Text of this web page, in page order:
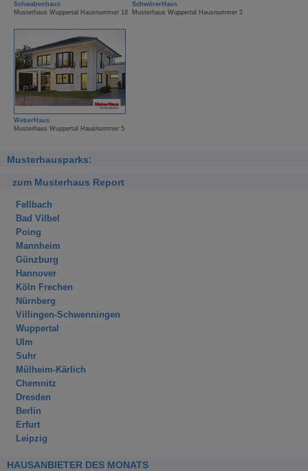
Schwabenhaus
Musterhaus Wuppertal Hausnummer 18
SchwörerHaus
Musterhaus Wuppertal Hausnummer 2
WeberHaus
Musterhaus Wuppertal Hausnummer 5
Musterhausparks:
zum Musterhaus Report
Fellbach
Bad Vilbel
Poing
Mannheim
Günzburg
Hannover
Köln Frechen
Nürnberg
Villingen-Schwenningen
Wuppertal
Ulm
Suhr
Mülheim-Kärlich
Chemnitz
Dresden
Berlin
Erfurt
Leipzig
HAUSANBIETER DES MONATS